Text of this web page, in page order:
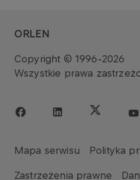
ORLEN
Copyright © 1996-2026
Wszystkie prawa
Mapa serwisu Polityka
Zastrzeżenia prawne